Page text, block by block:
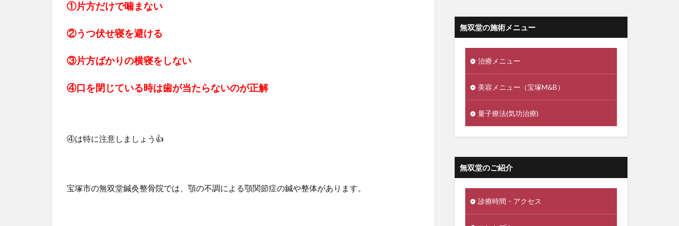
①片方だけで噛まない
②うつ伏せ寝を避ける
③片方ばかりの横寝をしない
④口を閉じている時は歯が当たらないのが正解
④は特に注意しましょう👍️
宝塚市の無双堂鍼灸整骨院では、顎の不調による顎関節症の鍼や整体があります。
無双堂の施術メニュー
治療メニュー
美容メニュー（宝塚M&B）
量子療法(気功治療)
無双堂のご紹介
診療時間・アクセス